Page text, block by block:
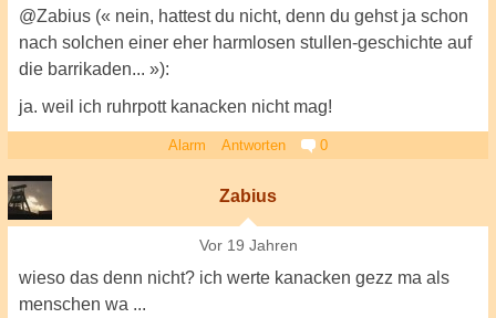
@Zabius (« nein, hattest du nicht, denn du gehst ja schon
nach solchen einer eher harmlosen stullen-geschichte auf
die barrikaden... »):
ja. weil ich ruhrpott kanacken nicht mag!
Alarm Antworten 0
Zabius
Vor 19 Jahren
wieso das denn nicht? ich werte kanacken gezz ma als
menschen wa ...